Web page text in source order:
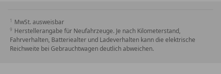
MwSt. ausweisbar
Herstellerangabe für Neufahrzeuge. Je nach Kilometerstand,
Fahrverhalten, Batteriealter und Ladeverhalten kann die elektrische
Reichweite bei Gebrauchtwagen deutlich abweichen.